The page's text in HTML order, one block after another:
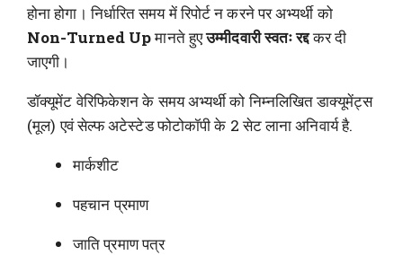
होना होगा। निर्धारित समय में रिपोर्ट न करने पर अभ्यर्थी को
Non-Turned Upमानते हुएउम्मीदवारी स्वतः रद्दकर दी
जाएगी।
डॉक्यूमेंट वेरिफिकेशन के समय अभ्यर्थी को निम्नलिखित डाक्यूमेंट्स
(मूल) एवं सेल्फ अटेस्टेड फोटोकॉपी के 2 सेट लाना अनिवार्य है.
मार्कशीट
पहचान प्रमाण
जाति प्रमाण पत्र